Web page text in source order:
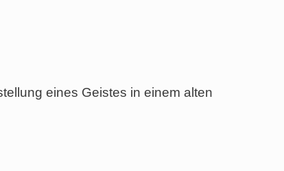
eines Geistes in einem alten